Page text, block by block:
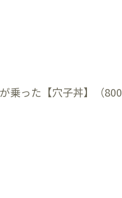
乗った【穴子丼】（800